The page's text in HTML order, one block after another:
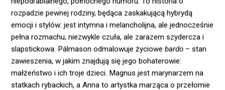
rozpadzie pewnej rodziny, będąca zaskakującą hybrydą
emocji i stylów: jest intymna i melancholijna, ale jednocześnie
pełna rozmachu; niezwykle czuła, ale zarazem szydercza i
slapstickowa. Pálmason odmalowuje życiowebardo – stan
zawieszenia, w jakim znajdują się jego bohaterowie:
małżeństwo i ich troje dzieci. Magnus jest marynarzem na
statkach rybackich, a Anna to artystka marząca o przełomie